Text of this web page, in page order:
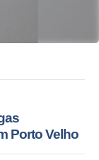
Porto Velho